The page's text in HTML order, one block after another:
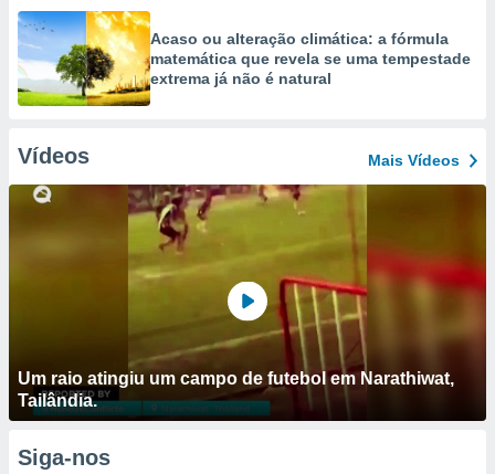
Acaso ou alteração climática: a fórmula
matemática que revela se uma tempestade
extrema já não é natural
Vídeos Mais Vídeos
Um raio atingiu um campo de futebol em Narathiwat,
Tailândia.
Siga-nos